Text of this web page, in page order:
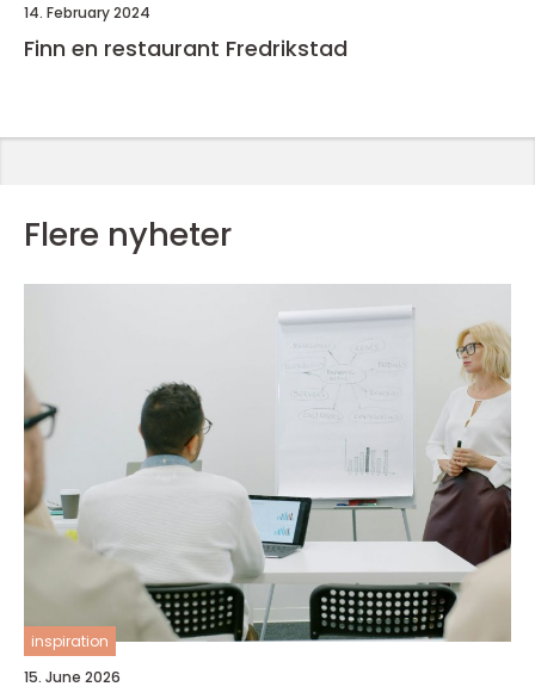
14. February 2024
Finn en restaurant Fredrikstad
Flere nyheter
inspiration
15. June 2026